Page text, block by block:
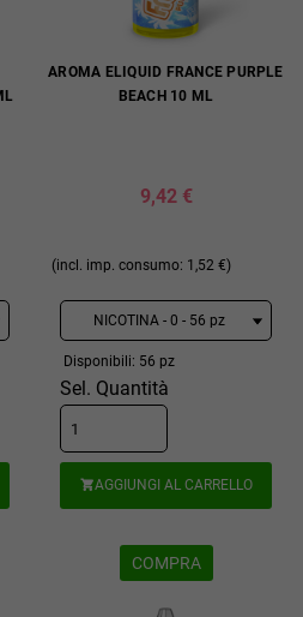
AROMA ELIQUID FRANCE PURPLE
BEACH 10 ML
9,42 €
(incl. imp. consumo: 1,52 €)
Disponibili: 56 pz
Sel. Quantità
AGGIUNGI AL CARRELLO
COMPRA